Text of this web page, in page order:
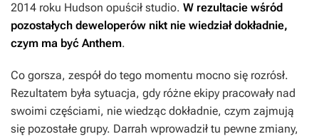
2014 roku Hudson opuścił studio. W rezultacie wśród
pozostałych deweloperów nikt nie wiedział dokładnie,
czym ma być Anthem.
Co gorsza, zespół do tego momentu mocno się rozrósł.
Rezultatem była sytuacja, gdy różne ekipy pracowały nad
swoimi częściami, nie wiedząc dokładnie, czym zajmują
się pozostałe grupy. Darrah wprowadził tu pewne zmiany,